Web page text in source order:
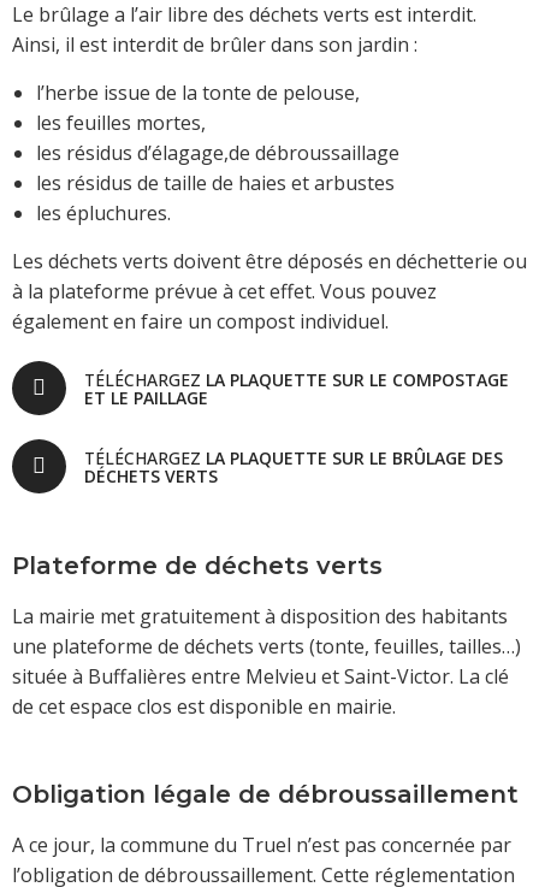
Le brûlage a l’air libre des déchets verts est interdit.
Ainsi, il est interdit de brûler dans son jardin :
l’herbe issue de la tonte de pelouse,
les feuilles mortes,
les résidus d’élagage,de débroussaillage
les résidus de taille de haies et arbustes
les épluchures.
Les déchets verts doivent être déposés en déchetterie ou
à la plateforme prévue à cet effet. Vous pouvez
également en faire un compost individuel.
TÉLÉCHARGEZ LA PLAQUETTE SUR LE COMPOSTAGE
ET LE PAILLAGE
TÉLÉCHARGEZ LA PLAQUETTE SUR LE BRÛLAGE DES
DÉCHETS VERTS
Plateforme de déchets verts
La mairie met gratuitement à disposition des habitants
une plateforme de déchets verts (tonte, feuilles, tailles…)
située à Buffalières entre Melvieu et Saint-Victor. La clé
de cet espace clos est disponible en mairie.
Obligation légale de débroussaillement
A ce jour, la commune du Truel n’est pas concernée par
l’obligation de débroussaillement. Cette réglementation